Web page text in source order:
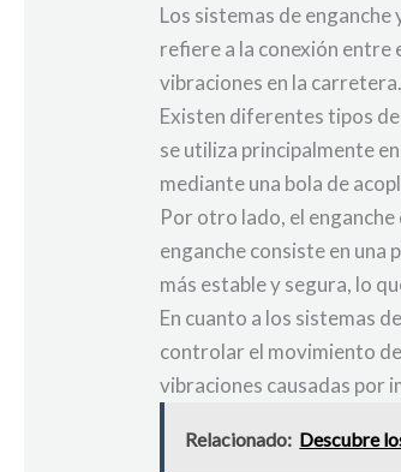
Los sistemas de
refiere a la conexión entre
vibraciones en la carretera.
Existen diferentes tipos de
se utiliza principalmente
mediante una bola de
Por otro lado, el
enganche consiste en una
más estable y segura, lo
En cuanto a los sistemas
controlar el movimiento
vibraciones causadas por
Relacionado: Descubre